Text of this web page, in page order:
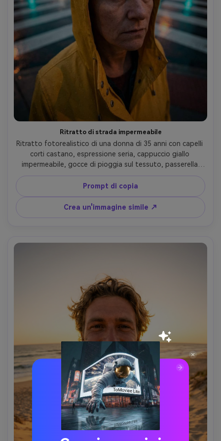
Ritratto di strada impermeabile
Ritratto fotorealistico di una donna di 35 anni con capelli
corti castano, espressione seria, cappuccio giallo
impermeabile, gocce di pioggia sul tessuto, passerella
bagnata nel centro della città con fari sfocati, luce
crepuscolare humorous con lampioni luminosi, Panasonic
S5II, 9mm fisheye f/4, composizione leggermente
inclinata, linee di sfondo che si piegano verso gli angoli,
grado cinematografico verde-arancione, messa a fuoco
Prompt di copia
Crea un'immagine simile ↗